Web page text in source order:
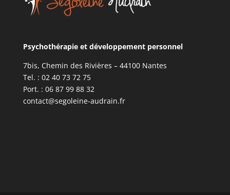
Psychothérapie et développement personnel
7bis, Chemin des Rivières – 44100 Nantes
Tel. : 02 40 73 72 75
Port. : 06 87 99 88 32
contact@segoleine-audrain.fr